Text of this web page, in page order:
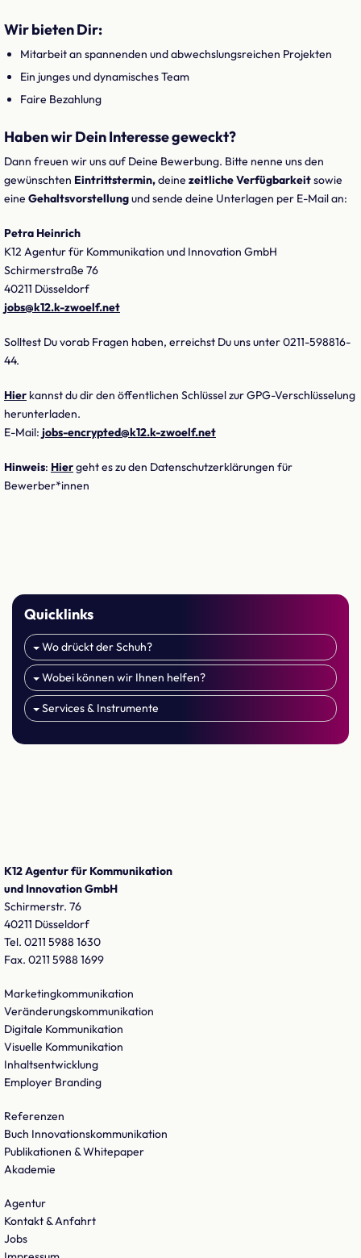
Wir bieten Dir:
Mitarbeit an spannenden und abwechslungsreichen Projekten
Ein junges und dynamisches Team
Faire Bezahlung
Haben wir Dein Interesse geweckt?
Dann freuen wir uns auf Deine Bewerbung. Bitte nenne uns den
gewünschten Eintrittstermin,deine zeitliche Verfügbarkeitsowie
eine Gehaltsvorstellungund sende deine Unterlagen per E-Mail an:
Petra Heinrich
K12 Agentur für Kommunikation und Innovation GmbH
Schirmerstraße 76
40211 Düsseldorf
jobs@k12.k-zwoelf.net
Solltest Du vorab Fragen haben, erreichst Du uns unter 0211-598816-
44.
Hier kannst du dir den öffentlichen Schlüssel zur GPG-Verschlüsselung
herunterladen.
E-Mail: jobs-encrypted@k12.k-zwoelf.net
Hinweis: Hiergeht es zu den Datenschutzerklärungen für
Bewerber*innen
Quicklinks
Wo drückt der Schuh?
Wobei können wir Ihnen helfen?
Services & Instrumente
K12 Agentur für Kommunikation
und Innovation GmbH
Schirmerstr. 76
40211 Düsseldorf
Tel. 0211 5988 1630
Fax. 0211 5988 1699
Marketingkommunikation
Veränderungskommunikation
Digitale Kommunikation
Visuelle Kommunikation
Inhaltsentwicklung
Employer Branding
Referenzen
Buch Innovationskommunikation
Publikationen & Whitepaper
Akademie
Agentur
Kontakt & Anfahrt
Jobs